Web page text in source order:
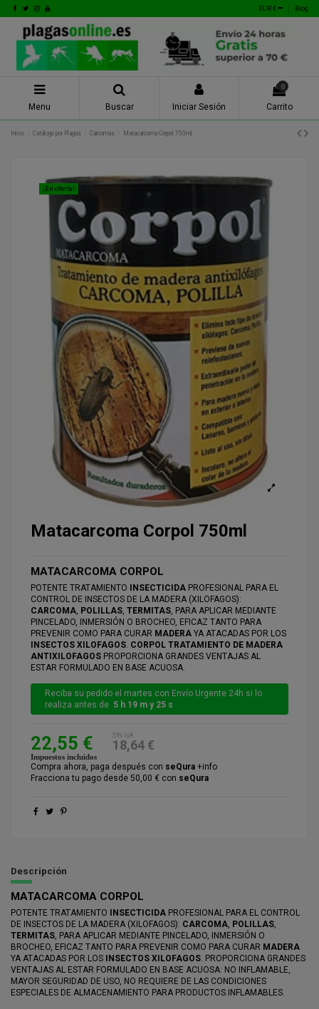
EUR € Blog
Menu Buscar Iniciar Sesión
0
Carrito
Inicio Catálogo por Plagas Carcomas Matacarcoma Corpol 750ml
¡En oferta!
Matacarcoma Corpol 750ml
MATACARCOMA CORPOL
POTENTE TRATAMIENTO INSECTICIDA PROFESIONAL PARA EL
CONTROL DE INSECTOS DE LA MADERA (XILOFAGOS):
CARCOMA, POLILLAS, TERMITAS, PARA APLICAR MEDIANTE
PINCELADO, INMERSIÓN O BROCHEO, EFICAZ TANTO PARA
PREVENIR COMO PARA CURAR MADERA YA ATACADAS POR LOS
INSECTOS XILOFAGOS. CORPOL TRATAMIENTO DE MADERA
ANTIXILOFAGOS PROPORCIONA GRANDES VENTAJAS AL
ESTAR FORMULADO EN BASE ACUOSA.
Reciba su pedido el martes con Envío Urgente 24h si lo
realiza antes de 5 h 19 m y 24 s
22,55 € SIN IVA
18,64 €
Impuestos incluidos
Compra ahora, paga después con seQura +info
Fracciona tu pago desde 50,00 € con seQura
Descripción
MATACARCOMA CORPOL
POTENTE TRATAMIENTO INSECTICIDA PROFESIONAL PARA EL CONTROL
DE INSECTOS DE LA MADERA (XILOFAGOS): CARCOMA, POLILLAS,
TERMITAS, PARA APLICAR MEDIANTE PINCELADO, INMERSIÓN O
BROCHEO, EFICAZ TANTO PARA PREVENIR COMO PARA CURAR MADERA
YA ATACADAS POR LOS
INSECTOS XILOFAGOS. PROPORCIONA GRANDES
VENTAJAS AL ESTAR FORMULADO EN BASE ACUOSA: NO INFLAMABLE,
MAYOR SEGURIDAD DE USO, NO REQUIERE DE LAS CONDICIONES
ESPECIALES DE ALMACENAMIENTO PARA PRODUCTOS INFLAMABLES.